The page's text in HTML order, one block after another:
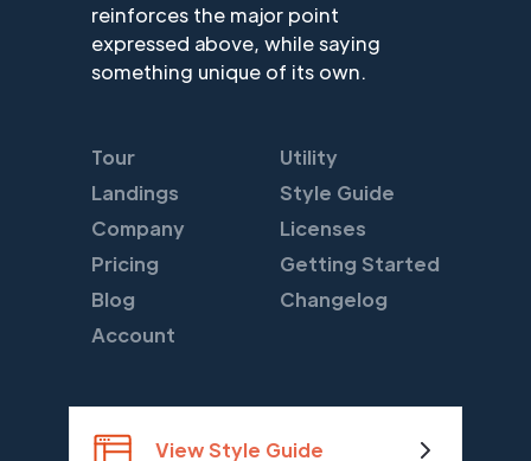
reinforces the major point
expressed above, while saying
something unique of its own.
Tour
Landings
Company
Pricing
Blog
Account
Utility
Style Guide
Licenses
Getting Started
Changelog
View Style Guide